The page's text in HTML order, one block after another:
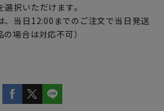
択いただけます。
、当日12:00までのご注文で当日発送
場合は対応不可）